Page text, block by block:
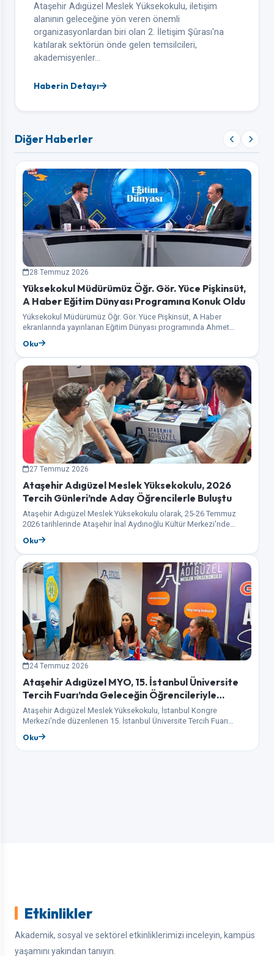
Ataşehir Adıgüzel Meslek Yüksekokulu, iletişim
alanının geleceğine yön veren önemli
organizasyonlardan biri olan 2. İletişim Şûrası'na
katılarak sektörün önde gelen temsilcileri,
akademisyenler…
Haberin Detayı
Diğer Haberler
28 Temmuz 2026
Yüksekokul Müdürümüz Öğr. Gör. Yüce Pişkinsüt,
A Haber Eğitim Dünyası Programına Konuk Oldu
Yüksekokul Müdürümüz Öğr. Gör. Yüce Pişkinsüt, A Haber
ekranlarında yayınlanan Eğitim Dünyası programında Ahmet
ilişkin…
Oku
27 Temmuz 2026
Ataşehir Adıgüzel Meslek Yüksekokulu, 2026
Tercih Günleri’nde Aday Öğrencilerle Buluştu
Ataşehir Adıgüzel Meslek Yüksekokulu olarak, 25-26 Temmuz
2026 tarihlerinde Ataşehir İnal Aydınoğlu Kültür Merkezi'nde
ile…
Oku
24 Temmuz 2026
Ataşehir Adıgüzel MYO, 15. İstanbul Üniversite
Tercih Fuarı’nda Geleceğin Öğrencileriyle
Buluşuyor
Ataşehir Adıgüzel Meslek Yüksekokulu, İstanbul Kongre
Merkezi'nde düzenlenen 15. İstanbul Üniversite Tercih Fuarı
Oku
Etkinlikler
Akademik, sosyal ve sektörel etkinliklerimizi inceleyin, kampüs
yaşamını yakından tanıyın.